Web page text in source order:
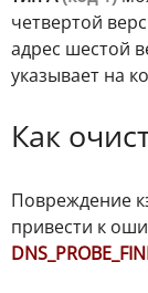
четвертой
адрес шестой
указывает на
Как
Повреждение
привести к